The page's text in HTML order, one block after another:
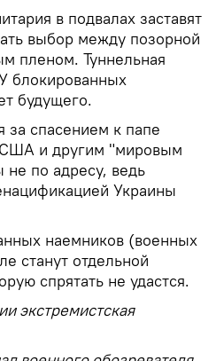
в подвалах заставят
выбор между позорной
пленом. Туннельная
блокированных
будущего.
спасением к папе
и другим "мировым
по адресу, ведь
Украины
наемников (военных
станут отдельной
спрятать не удастся.
экстремистская